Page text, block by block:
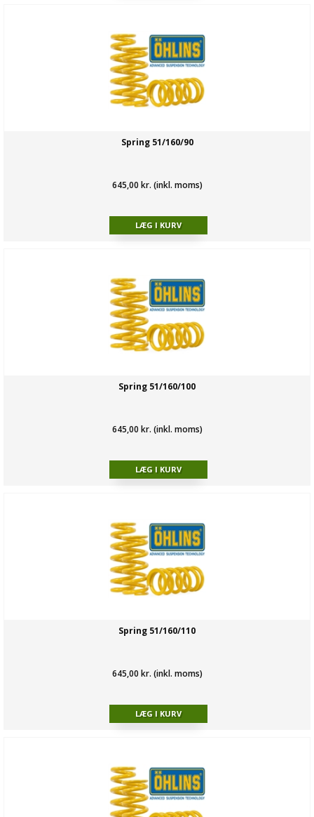
Spring 51/160/90
645,00 kr. (inkl. moms)
Spring 51/160/100
645,00 kr. (inkl. moms)
Spring 51/160/110
645,00 kr. (inkl. moms)